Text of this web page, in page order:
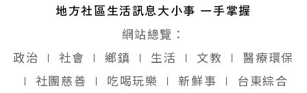
地方社區生活訊息大小事 一手掌握
網站總覽：
政治 ∣ 社會 ∣ 鄉鎮 ∣ 生活 ∣ 文教 ∣
醫療環保
∣ 社團慈善 ∣ 吃喝玩樂 ∣ 新鮮事 ∣ 台東綜合